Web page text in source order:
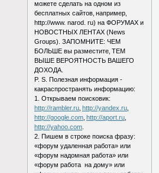
можете сделать на одном из
бесплатных сайтов‚ например‚
http://www. narod. ru) на ФОРУМАХ и
НОВОСТНЫХ ЛЕНТАХ (News
Groups). ЗАПОМНИТЕ: ЧЕМ
БОЛЬШЕ вы разместите‚ ТЕМ
ВЫШЕ ВЕРОЯТНОСТЬ ВАШЕГО
ДОХОДА.
P. S. Полезная информация -
какраспространять информацию:
1. Открываем поисковик:
http://rambler.ru ‚http://yandex.ru
http://google.com ‚http://aport.ru
http://yahoo.com
2. Пишем в строке поиска фразу:
«форум удаленная работа» или
«форум надомная работа» или
«форум работа на дому» или